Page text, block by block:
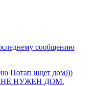
сообщению
Потап ищет дом)))
НУЖЕН ДОМ.